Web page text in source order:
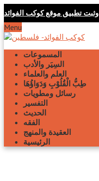
وثبت تطبيق موقع كوكب الفوائد
Menu
المسموعات
السِيَر والأدب
العلم والعلماء
طِبُّ الْقُلُوْبِ وَدَوَاؤُهَا
رسائل ومطويات
التفسير
الحديث
الفقه
العقيدة والمنهج
الرئيسية